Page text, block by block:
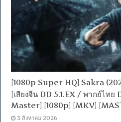
[1080p Super HQ] Sakra
[เสียงจีน DD 5.1.EX / พากย์ไทย
Master] [1080p] [MKV]
3 สิงหาคม 2026